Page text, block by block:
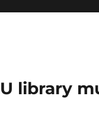
library